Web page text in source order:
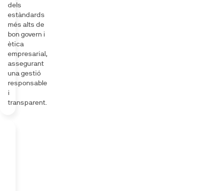
dels
estàndards
més alts de
bon govern i
ètica
empresarial,
assegurant
una gestió
responsable
i
transparent.